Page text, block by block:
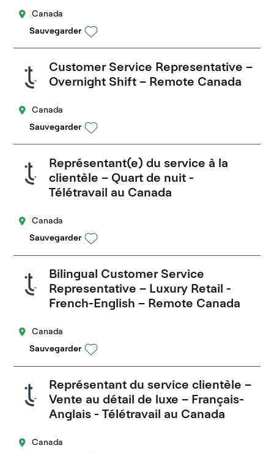
Canada
Sauvegarder
Customer Service Representative –
Overnight Shift – Remote Canada
Canada
Sauvegarder
Représentant(e) du service à la
clientèle – Quart de nuit -
Télétravail au Canada
Canada
Sauvegarder
Bilingual Customer Service
Representative – Luxury Retail -
French-English – Remote Canada
Canada
Sauvegarder
Représentant du service clientèle –
Vente au détail de luxe – Français-
Anglais - Télétravail au Canada
Canada